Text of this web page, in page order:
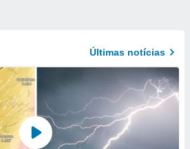
Últimas notícias